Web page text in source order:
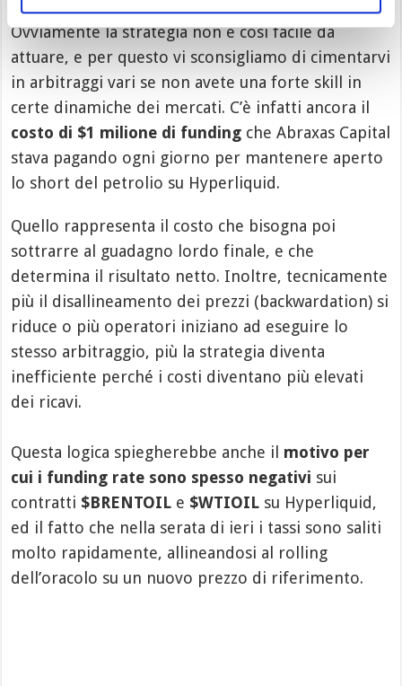
Ovviamente la strategia non è così facile da
attuare, e per questo vi sconsigliamo di cimentarvi
in arbitraggi vari se non avete una forte skill in
certe dinamiche dei mercati. C’è infatti ancora il
costo di $1 milione di funding che Abraxas Capital
stava pagando ogni giorno per mantenere aperto
lo short del petrolio su Hyperliquid.
Quello rappresenta il costo che bisogna poi
sottrarre al guadagno lordo finale, e che
determina il risultato netto. Inoltre, tecnicamente
più il disallineamento dei prezzi (backwardation) si
riduce o più operatori iniziano ad eseguire lo
stesso arbitraggio, più la strategia diventa
inefficiente perché i costi diventano più elevati
dei ricavi.
Questa logica spiegherebbe anche il motivo per
cui i funding rate sono spesso negativi sui
contratti $BRENTOIL e $WTIOIL su Hyperliquid,
ed il fatto che nella serata di ieri i tassi sono saliti
molto rapidamente, allineandosi al rolling
dell’oracolo su un nuovo prezzo di riferimento.